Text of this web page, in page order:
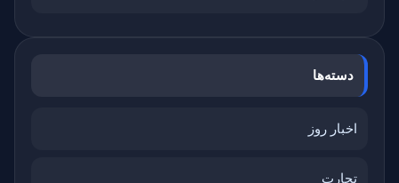
دسته‌ها
اخبار روز
تجارت